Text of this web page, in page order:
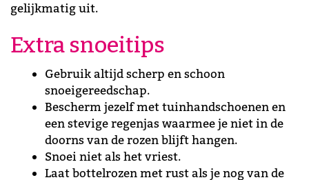
gelijkmatig uit.
Extra snoeitips
Gebruik altijd scherp en schoon
snoeigereedschap.
Bescherm jezelf met tuinhandschoenen en
een stevige regenjas waarmee je niet in de
doorns van de rozen blijft hangen.
Snoei niet als het vriest.
Laat bottelrozen met rust als je nog van de